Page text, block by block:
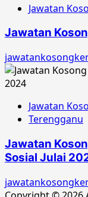
Jawatan
Jawatan
Jawatan
Terengganu
Jawatan
Sosial Julai